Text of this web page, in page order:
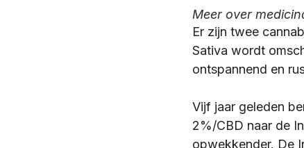
Meer over
Er zijn twee
Sativa wordt
ontspannend en
Vijf jaar geleden
2%/CBD naar de
opwekkender. De